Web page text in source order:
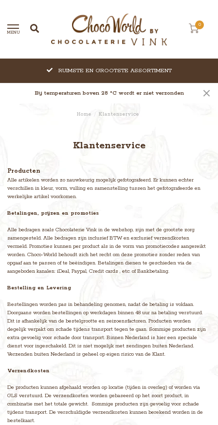
MENU
0
RUIMSTE EN GROOTSTE ASSORTIMENT
Bij temperaturen boven 28 °C wordt er niet verzonden
Home Klantenservice
Klantenservice
Producten
Alle artikelen worden zo nauwkeurig mogelijk gefotografeerd. Er kunnen echter
verschillen in kleur, vorm, vulling en samenstelling tussen het gefotografeerde en
werkelijke artikel voorkomen.
Betalingen, prijzen en promoties
Alle bedragen zoals Chocolaterie Vink in de webshop, zijn met de grootste zorg
samengesteld. Alle bedragen zijn inclusief BTW en exclusief verzendkosten
vermeld. Promoties kunnen per product als in de vorm van promotiecodes aangereikt
worden. Choco-World behoudt zich het recht om deze promoties zonder reden van
opgaaf aan te passen of te beëindigen. Betalingen dienen te geschieden via de
aangeboden kanalen: iDeal, Paypal, Credit cards , etc. of Bankbetaling.
Bestelling en Levering
Bestellingen worden pas in behandeling genomen, nadat de betaling is voldaan.
Doorgaans worden bestellingen op werkdagen binnen 48 uur na betaling verstuurd.
Dit is afhankelijk van de bestelgrootte en seizoensfactoren. Producten worden
degelijk verpakt om schade tijdens transport tegen te gaan. Sommige producten zijn
extra gevoelig voor schade door transport. Binnen Nederland is hier een speciale
dienst voor ingeschakeld. Dit is niet mogelijk met zendingen buiten Nederland.
Verzenden buiten Nederland is geheel op eigen risico van de Klant.
Verzendkosten
De producten kunnen afgehaald worden op locatie (tijden in overleg) of worden via
GLS verstuurd. De verzendkosten worden gebaseerd op het soort product, in
combinatie met het totale gewicht. Sommige producten zijn gevoelig voor schade
tijdens transport. De verschuldigde verzendkosten kunnen berekend worden in de
bestelkaart.